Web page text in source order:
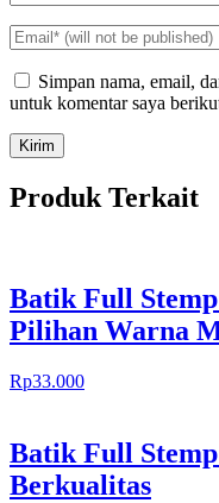
Simpan nama, email,
untuk komentar saya
Produk Terkait
Batik Full
Pilihan Warna
Rp33.000
Batik Full
Berkualitas